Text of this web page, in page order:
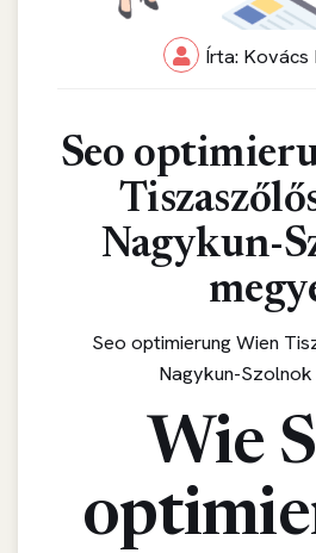
Írta: Kovács
Seo
Nagykun-
Seo optimierung Wien
Nagykun-
Wie